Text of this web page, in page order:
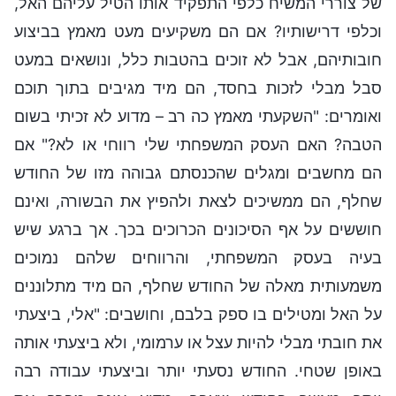
וכלפי דרישותיו? אם הם משקיעים מעט מאמץ בביצוע
חובותיהם, אבל לא זוכים בהטבות כלל, ונושאים במעט
סבל מבלי לזכות בחסד, הם מיד מגיבים בתוך תוכם
ואומרים: "השקעתי מאמץ כה רב – מדוע לא זכיתי בשום
הטבה? האם העסק המשפחתי שלי רווחי או לא?" אם
הם מחשבים ומגלים שהכנסתם גבוהה מזו של החודש
שחלף, הם ממשיכים לצאת ולהפיץ את הבשורה, ואינם
חוששים על אף הסיכונים הכרוכים בכך. אך ברגע שיש
בעיה בעסק המשפחתי, והרווחים שלהם נמוכים
משמעותית מאלה של החודש שחלף, הם מיד מתלוננים
על האל ומטילים בו ספק בלבם, וחושבים: "אלי, ביצעתי
את חובתי מבלי להיות עצל או ערמומי, ולא ביצעתי אותה
באופן שטחי. החודש נסעתי יותר וביצעתי עבודה רבה